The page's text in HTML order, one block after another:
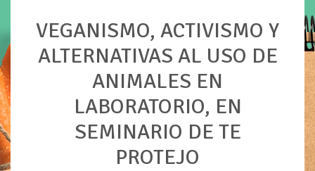
VEGANISMO, ACTIVISMO Y
ALTERNATIVAS AL USO DE
ANIMALES EN
LABORATORIO, EN
SEMINARIO DE TE
PROTEJO